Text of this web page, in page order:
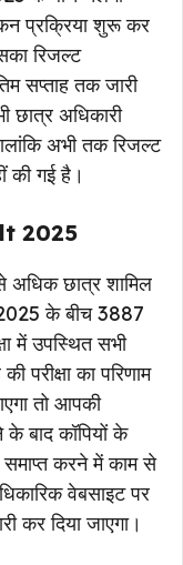
प्रक्रिया शुरू कर
रिजल्ट
सप्ताह तक जारी
छात्र अधिकारी
अभी तक रिजल्ट
की गई है।
2025
से अधिक छात्र शामिल
2025 के बीच 3887
में उपस्थित सभी
परीक्षा का परिणाम
तो आपकी
के बाद कॉपियों के
करने में काम से
वेबसाइट पर
कर दिया जाएगा।